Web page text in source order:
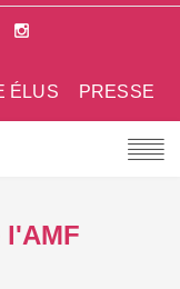
PRESSE
ÉLUS
l'AMF